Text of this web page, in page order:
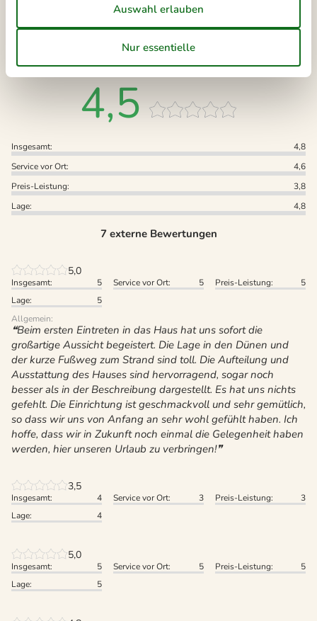
Externe Bewertungen
Unsere GästebewertungenExterne Bewertungen
4,5
Insgesamt:
4,8
Service vor Ort:
4,6
Preis-Leistung:
3,8
Lage:
4,8
7 externe Bewertungen
5,0
Insgesamt: 5 Service vor Ort: 5 Preis-Leistung:
5
Lage:
5
Allgemein:
Beim ersten Eintreten in das Haus hat uns sofort die
großartige Aussicht begeistert. Die Lage in den Dünen und
der kurze Fußweg zum Strand sind toll. Die Aufteilung und
Ausstattung des Hauses sind hervorragend, sogar noch
besser als in der Beschreibung dargestellt. Es hat uns nichts
gefehlt. Die Einrichtung ist geschmackvoll und sehr gemütlich,
so dass wir uns von Anfang an sehr wohl gefühlt haben. Ich
hoffe, dass wir in Zukunft noch einmal die Gelegenheit haben
werden, hier unseren Urlaub zu verbringen!
3,5
Insgesamt: 4 Service vor Ort: 3 Preis-Leistung:
3
Lage:
4
5,0
Insgesamt: 5 Service vor Ort: 5 Preis-Leistung:
5
Lage:
5